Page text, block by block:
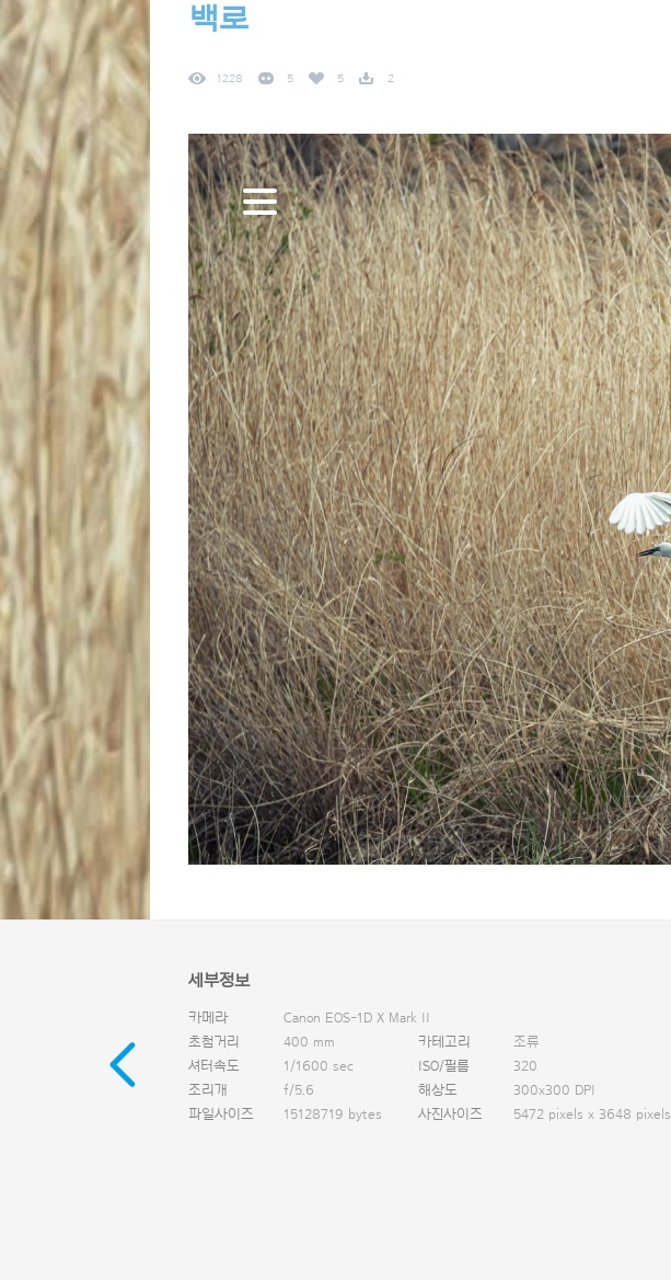
백로
1228 5 5 2
세부정보
카메라
Canon EOS-1D X Mark II
초첨거리
400 mm 카테고리
조류
셔터속도
1/1600 sec ISO/필름
320
조리개
f/5.6 해상도
300x300 DPI
파일사이즈
15128719 bytes 사진사이즈 5472 pixels x 3648 pixels